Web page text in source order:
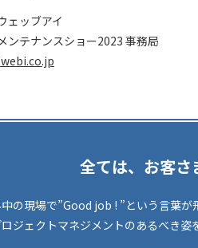
ェッブアイ
ンテナンスショー2023 事務局
全ては、お客さ
の現場で”Good job ! ”という言葉
ジェクトマネジメントのあるべき姿